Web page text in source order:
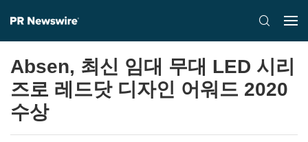
Absen, 최신 임대 무대 LED 시리
즈로 레드닷 디자인 어워드 2020
수상